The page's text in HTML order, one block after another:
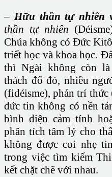
– Hữu thần tự
thần tự nhiên
Chúa không có Đức
triết học và khoa học.
thì Ngài không còn
thách đố đó, nhiều
(fidéisme), phản trí
đức tin không có nền
bình diện cảm tính
phân tích tâm lý cho
không được coi nhẹ
trong việc tìm kiếm
kết chặt chẽ với nhau.